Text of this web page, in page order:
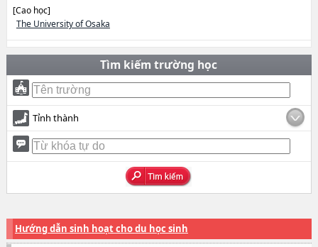
[Cao học]
The University of Osaka
Tìm kiếm trường học
Tỉnh thành
Hướng dẫn sinh hoạt cho du học sinh